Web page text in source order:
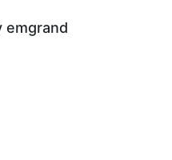
emgrand